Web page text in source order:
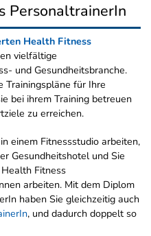
PersonaltrainerIn
Health Fitness
vielfältige
und Gesundheitsbranche.
Trainingspläne für Ihre
bei ihrem Training betreuen
zu erreichen.
einem Fitnessstudio arbeiten,
Gesundheitshotel und Sie
Fitness
arbeiten. Mit dem Diplom
haben Sie gleichzeitig auch
, und dadurch doppelt so